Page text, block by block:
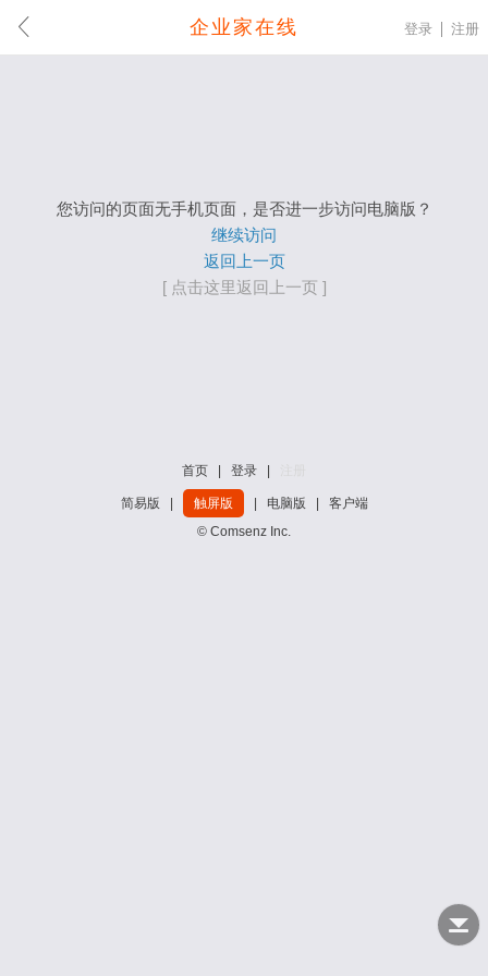
企业家在线 登录 注册
您访问的页面无手机页面，是否进一步访问电脑版？
继续访问
返回上一页
[ 点击这里返回上一页 ]
首页 登录
简易版 触屏版 电脑版
客户端
© Comsenz Inc.